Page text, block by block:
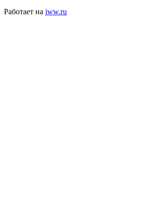
Работает на iww.ru